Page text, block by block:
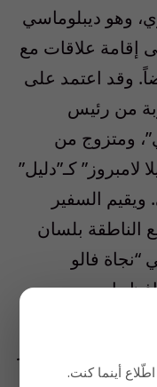
وهو ديبلوماسي
علاقات مع
وقد اعتمد على
من رئيس
ومتزوج من
لامبروز” كـ”دليل”
السفير
الناطقة بلسان
“نجاة فالو
باريس
السابقة
قاموا بزيارة قطر
أينما كنت.